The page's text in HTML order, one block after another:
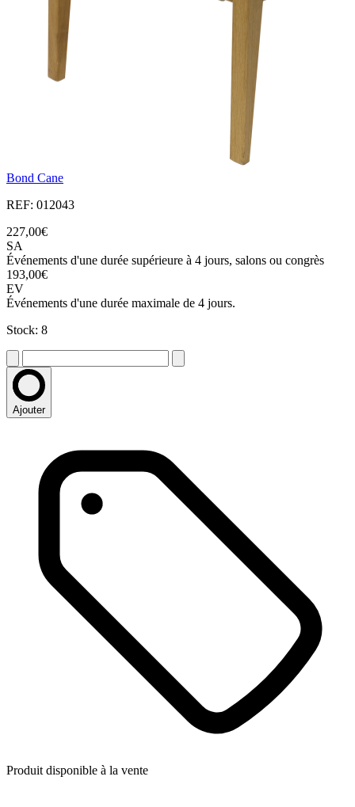
Bond Cane
REF: 012043
227,00€
SA
Événements d'une durée supérieure à 4 jours, salons ou congrès
193,00€
EV
Événements d'une durée maximale de 4 jours.
Stock: 8
Ajouter
Produit disponible à la vente